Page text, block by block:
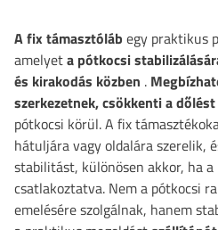
A fix támasztóláb egy praktikus
amelyeta pótkocsi
és kirakodás közben .
szerkezetnek, csökkenti a
pótkocsi körül. A fix
hátuljára vagy oldalára szerelik,
stabilitást, különösen akkor, ha
csatlakoztatva. Nem a pótkocsi
emelésére szolgálnak, hanem